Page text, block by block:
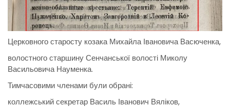
Церковного старосту козака Михайла Івановича Васюченка,
волостного старшину Сенчанської волості Миколу
Васильовича Науменка.
Тимчасовими членами були обрані:
коллежський секретар Василь Іванович Вяліков,